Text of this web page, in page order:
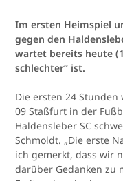
Im ersten Heimspiel
gegen den
wartet bereits heute
schlechter“ ist.
Die ersten 24 Stunden
09 Staßfurt in der
Haldensleber SC
Schmoldt. „Die erste
ich gemerkt, dass wir
darüber Gedanken zu